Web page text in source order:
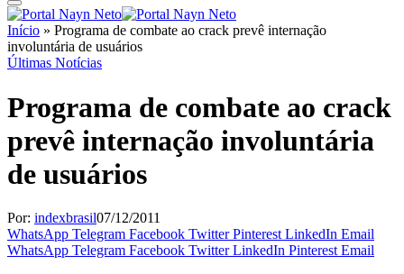
Início » Programa de combate ao crack prevê internação
involuntária de usuários
Últimas Notícias
Programa de combate ao crack
prevê internação involuntária
de usuários
Por: indexbrasil07/12/2011
WhatsApp Telegram Facebook Twitter Pinterest LinkedIn Email
WhatsApp Telegram Facebook Twitter LinkedIn Pinterest Email